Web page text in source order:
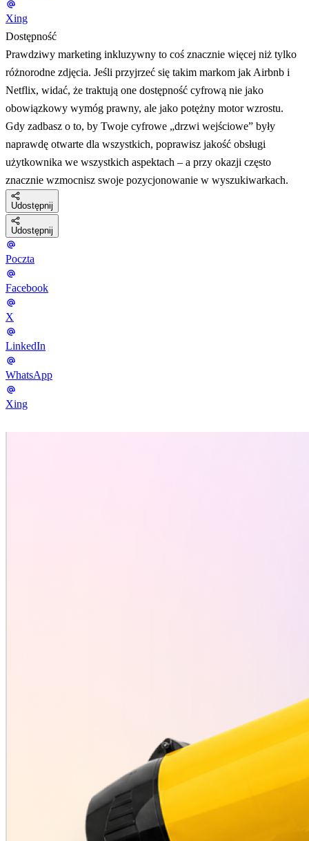
Xing
Dostępność
Prawdziwy marketing inkluzywny to coś znacznie więcej niż tylko
różnorodne zdjęcia. Jeśli przyjrzeć się takim markom jak Airbnb i
Netflix, widać, że traktują one dostępność cyfrową nie jako
obowiązkowy wymóg prawny, ale jako potężny motor wzrostu.
Gdy zadbasz o to, by Twoje cyfrowe „drzwi wejściowe” były
naprawdę otwarte dla wszystkich, poprawisz jakość obsługi
użytkownika we wszystkich aspektach – a przy okazji często
znacznie wzmocnisz swoje pozycjonowanie w wyszukiwarkach.
Udostępnij
Udostępnij
Poczta
Facebook
X
LinkedIn
WhatsApp
Xing